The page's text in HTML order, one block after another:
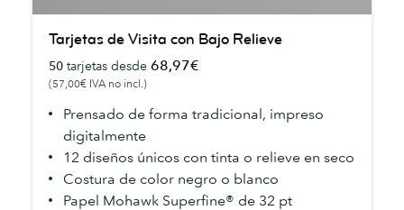
Visita
con
Bajo
Relieve
Tarjetas de Visita con Bajo Relieve
50 tarjetas desde 68,97€
(57,00€ IVA no incl.)
Prensado de forma tradicional, impreso
digitalmente
12 diseños únicos con tinta o relieve en seco
Costura de color negro o blanco
Papel Mohawk Superfine® de 32 pt